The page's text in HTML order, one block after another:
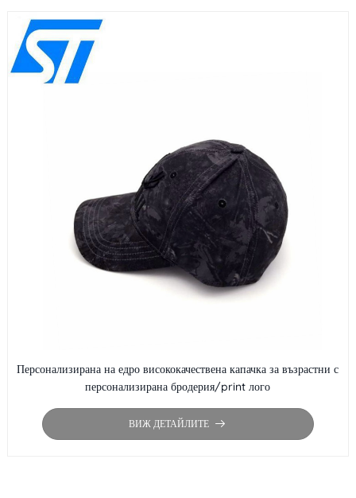
Персонализирана на едро висококачествена капачка за възрастни с
персонализирана бродерия/print лого
ВИЖ ДЕТАЙЛИТЕ